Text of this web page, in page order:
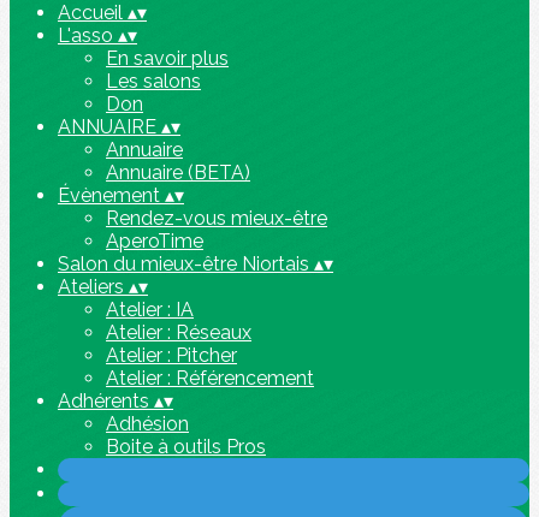
Accueil ▴▾
L'asso ▴▾
En savoir plus
Les salons
Don
ANNUAIRE ▴▾
Annuaire
Annuaire (BETA)
Évènement ▴▾
Rendez-vous mieux-être
AperoTime
Salon du mieux-être Niortais ▴▾
Ateliers ▴▾
Atelier : IA
Atelier : Réseaux
Atelier : Pitcher
Atelier : Référencement
Adhérents ▴▾
Adhésion
Boite à outils Pros